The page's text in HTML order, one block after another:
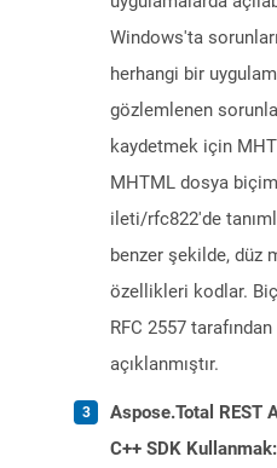
Windows'ta
herhangi bir
gözlemlenen
kaydetmek için
MHTML dosya
ileti/rfc822'de
benzer şekilde, düz
özellikleri kodlar.
RFC 2557 tarafından
açıklanmıştır.
Aspose.Total REST
C++ SDK